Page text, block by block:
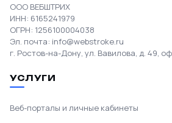
ООО ВЕБШТРИХ
ИНН: 6165241979
ОГРН: 1256100004038
Эл. почта: info@webstroke.ru
г. Ростов-на-Дону, ул. Вавилова, д. 49,
УСЛУГИ
Веб-порталы и личные кабинеты